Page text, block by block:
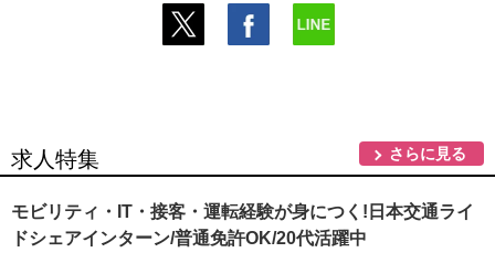
求人特集 さらに見る
モビリティ・IT・接客・運転経験が身につく!日本交通ライ
ドシェアインターン/普通免許OK/20代活躍中